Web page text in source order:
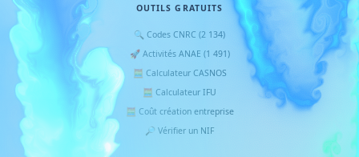
OUTILS GRATUITS
🔍 Codes CNRC (2 134)
🚀 Activités ANAE (1 491)
🧮 Calculateur CASNOS
🧮 Calculateur IFU
🧮 Coût création entreprise
🔎 Vérifier un NIF